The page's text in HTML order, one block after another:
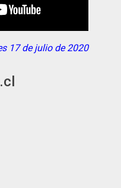
17 de julio de 2020